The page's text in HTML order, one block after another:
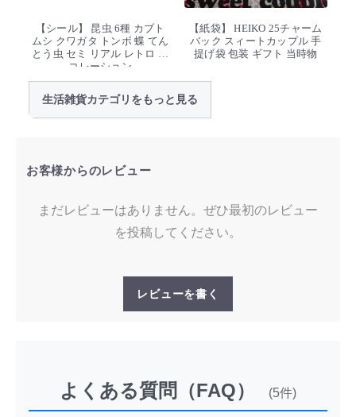
【シール】 昆虫 6種 カブト
ムシ クワガタ トンボ 蝶 てん
とう虫 セミ リアル レトロ デ
コレーション
【紙袋】 HEIKO 25チャーム
バック スィートカップル 手
提げ袋 包装 ギフト 当時物
生活雑貨カテゴリをもっと見る
お客様からのレビュー
まだレビューはありません。ぜひ最初のレビュー
を投稿してください。
レビューを書く
よくある質問（FAQ） (5件)